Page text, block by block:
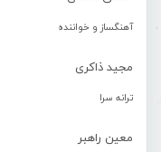
آهنگساز و خواننده
مجید ذاکری
ترانه سرا
معین راهبر